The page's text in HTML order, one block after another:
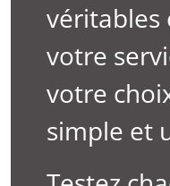
véritables
votre
votre
simple et